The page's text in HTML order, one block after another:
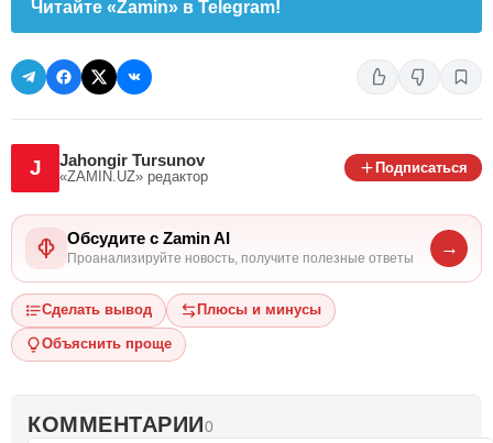
Читайте «Zamin» в Telegram!
J Jahongir Tursunov
«ZAMIN.UZ» редактор
Подписаться
Обсудите с Zamin AI
Проанализируйте новость, получите полезные ответы
→
Сделать вывод Плюсы и минусы
Объяснить проще
КОММЕНТАРИИ0